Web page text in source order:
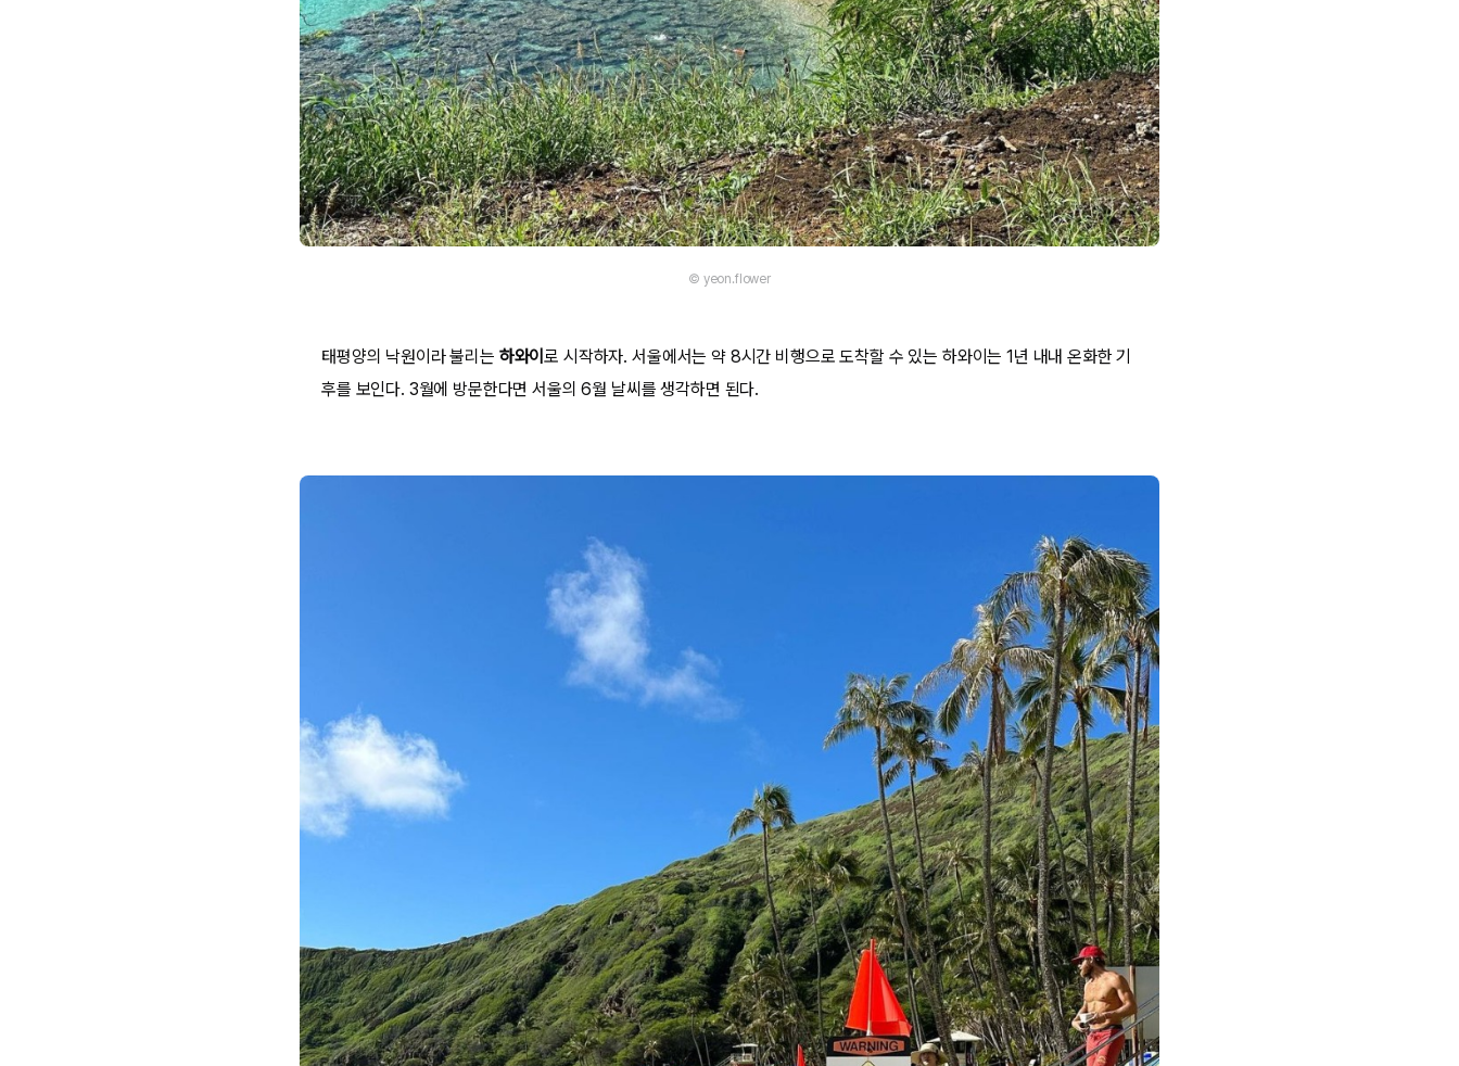
© yeon.flower
태평양의 낙원이라 불리는 하와이로 시작하자. 서울에서는 약 8시간 비행으로 도착할 수 있는 하와이는 1년 내내 온화한 기
후를 보인다. 3월에 방문한다면 서울의 6월 날씨를 생각하면 된다.